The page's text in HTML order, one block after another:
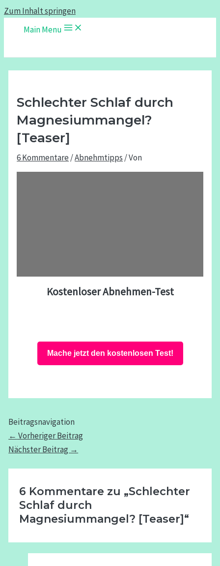
Zum Inhalt springen
Main Menu
Schlechter Schlaf durch
Magnesiummangel?
[Teaser]
6 Kommentare /Abnehmtipps / Von
Kostenloser Abnehmen-Test
Mache jetzt den kostenlosen Test!
Beitragsnavigation
← Vorheriger Beitrag
Nächster Beitrag →
6 Kommentare zu „Schlechter
Schlaf durch
Magnesiummangel? [Teaser]“